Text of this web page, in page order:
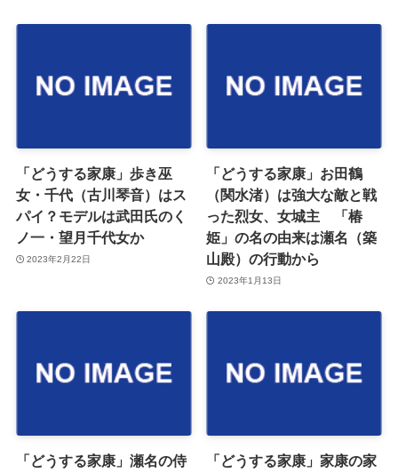
「どうする家康」歩き巫
女・千代（古川琴音）はス
パイ？モデルは武田氏のく
ノ一・望月千代女か
2023年2月22日
「どうする家康」お田鶴
（関水渚）は強大な敵と戦
った烈女、女城主 「椿
姫」の名の由来は瀬名（築
山殿）の行動から
2023年1月13日
「どうする家康」瀬名の侍
「どうする家康」家康の家